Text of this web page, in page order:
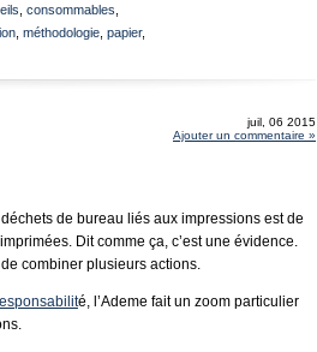
consommables
méthodologie papier,
juil, 06 2015
Ajouter un commentaire »
de bureau liés aux impressions est de
Dit comme ça, c’est une évidence.
combiner plusieurs actions.
é, l’Ademe fait un zoom particulier